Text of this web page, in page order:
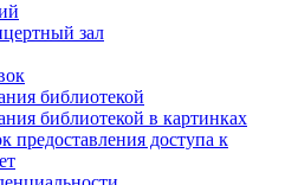
зал
библиотекой
библиотекой в картинках
предоставления доступа к